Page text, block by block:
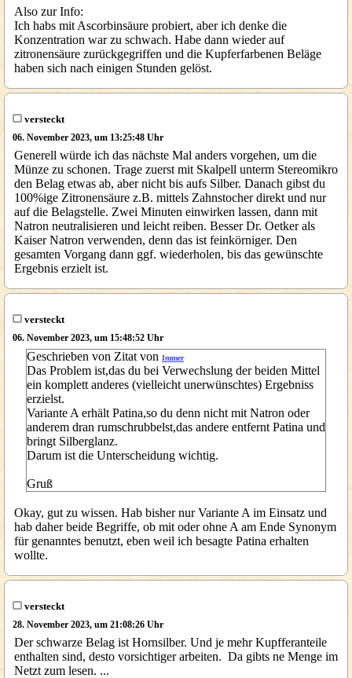
Also zur Info:
Ich habs mit Ascorbinsäure probiert, aber ich denke die
Konzentration war zu schwach. Habe dann wieder auf
zitronensäure zurückgegriffen und die Kupferfarbenen Beläge
haben sich nach einigen Stunden gelöst.
versteckt
06. November 2023, um 13:25:48 Uhr
Generell würde ich das nächste Mal anders vorgehen, um die
Münze zu schonen. Trage zuerst mit Skalpell unterm Stereomikro
den Belag etwas ab, aber nicht bis aufs Silber. Danach gibst du
100%ige Zitronensäure z.B. mittels Zahnstocher direkt und nur
auf die Belagstelle. Zwei Minuten einwirken lassen, dann mit
Natron neutralisieren und leicht reiben. Besser Dr. Oetker als
Kaiser Natron verwenden, denn das ist feinkörniger. Den
gesamten Vorgang dann ggf. wiederholen, bis das gewünschte
Ergebnis erzielt ist.
versteckt
06. November 2023, um 15:48:52 Uhr
Geschrieben von Zitat von Immer
Das Problem ist,das du bei Verwechslung der beiden Mittel
ein komplett anderes (vielleicht unerwünschtes) Ergebniss
erzielst.
Variante A erhält Patina,so du denn nicht mit Natron oder
anderem dran rumschrubbelst,das andere entfernt Patina und
bringt Silberglanz.
Darum ist die Unterscheidung wichtig.
Gruß
Okay, gut zu wissen. Hab bisher nur Variante A im Einsatz und
hab daher beide Begriffe, ob mit oder ohne A am Ende Synonym
für genanntes benutzt, eben weil ich besagte Patina erhalten
wollte.
versteckt
28. November 2023, um 21:08:26 Uhr
Der schwarze Belag ist Hornsilber. Und je mehr Kupfferanteile
enthalten sind, desto vorsichtiger arbeiten. Da gibts ne Menge im
Netzt zum lesen. ...